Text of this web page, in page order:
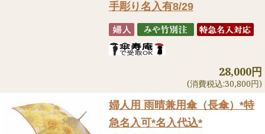
手彫り名入有8/29
28,000円
(消費税込:30,800円)
婦人用 雨晴兼用傘（長傘） *特
急名入可*名入代込*